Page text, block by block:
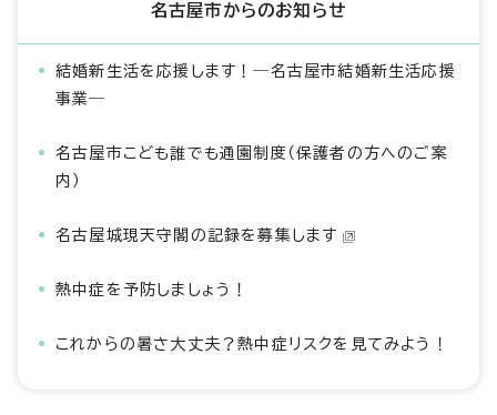
名古屋市からのお知らせ
結婚新生活を応援します！―名古屋市結婚新生活応援
事業―
名古屋市こども誰でも通園制度（保護者の方へのご案
内）
名古屋城現天守閣の記録を募集します
熱中症を予防しましょう！
これからの暑さ大丈夫？熱中症リスクを見てみよう！